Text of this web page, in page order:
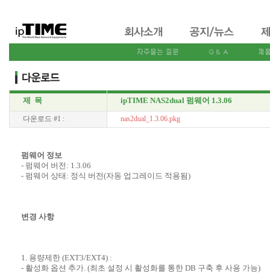
제 목 ipTIME NAS2dual 펌웨어 1.3.06
다운로드 #1 : nas2dual_1.3.06.pkg
펌웨어 정보
- 펌웨어 버전: 1.3.06
- 펌웨어 상태: 정식 버전(자동 업그레이드 적용됨)
변경 사항
1. 용량제한 (EXT3/EXT4) :
- 활성화 옵션 추가. (최초 설정 시 활성화를 통한 DB 구축 후 사용 가능)